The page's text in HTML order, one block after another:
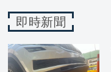
即時新聞